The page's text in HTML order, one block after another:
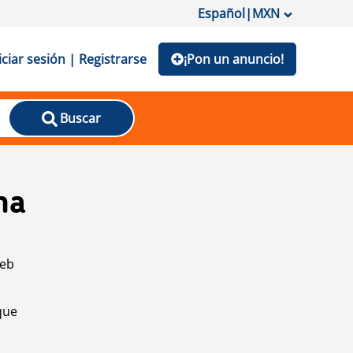
Español|MXN
sesión | Registrarse ¡Pon un anuncio!
Buscar